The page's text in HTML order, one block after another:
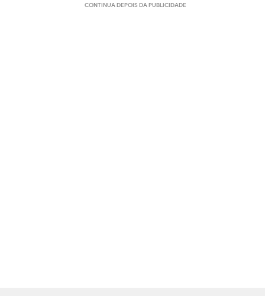
CONTINUA DEPOIS DA PUBLICIDADE